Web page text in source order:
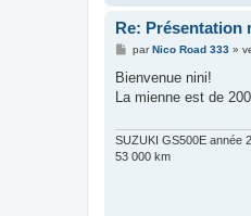
Re: Présentation
M
s
a
parNico Road 333»
Bienvenue nini!
La mienne est de
SUZUKI GS500E année
53 000 km